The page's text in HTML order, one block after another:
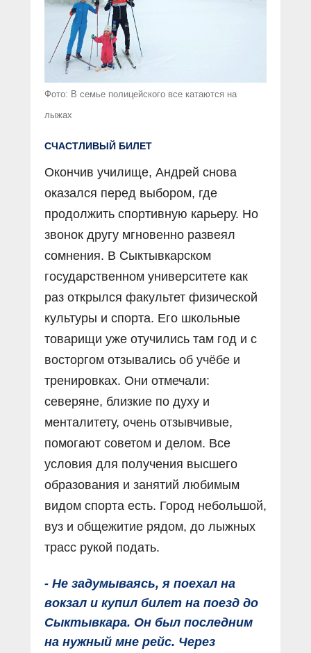
Фото: В семье полицейского все катаются на
лыжах
СЧАСТЛИВЫЙ БИЛЕТ
Окончив училище, Андрей снова
оказался перед выбором, где
продолжить спортивную карьеру. Но
звонок другу мгновенно развеял
сомнения. В Сыктывкарском
государственном университете как
раз открылся факультет физической
культуры и спорта. Его школьные
товарищи уже отучились там год и с
восторгом отзывались об учёбе и
тренировках. Они отмечали:
северяне, близкие по духу и
менталитету, очень отзывчивые,
помогают советом и делом. Все
условия для получения высшего
образования и занятий любимым
видом спорта есть. Город небольшой,
вуз и общежитие рядом, до лыжных
трасс рукой подать.
- Не задумываясь, я поехал на
вокзал и купил билет на поезд до
Сыктывкара. Он был последним
на нужный мне рейс. Через